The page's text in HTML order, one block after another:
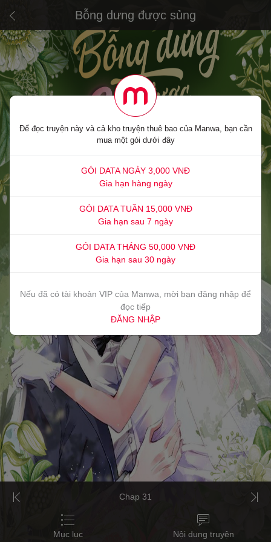
Bỗng dưng được sủng
Chap 31
Mục lục Nội dung truyện
Để đọc truyện này và cả kho truyện thuê bao của Manwa, bạn cần
mua một gói dưới đây
GÓI DATA NGÀY 3,000 VNĐ
Gia hạn hàng ngày
GÓI DATA TUẦN 15,000 VNĐ
Gia hạn sau 7 ngày
GÓI DATA THÁNG 50,000 VNĐ
Gia hạn sau 30 ngày
Nếu đã có tài khoản VIP của Manwa, mời bạn đăng nhập để
đọc tiếp
ĐĂNG NHẬP